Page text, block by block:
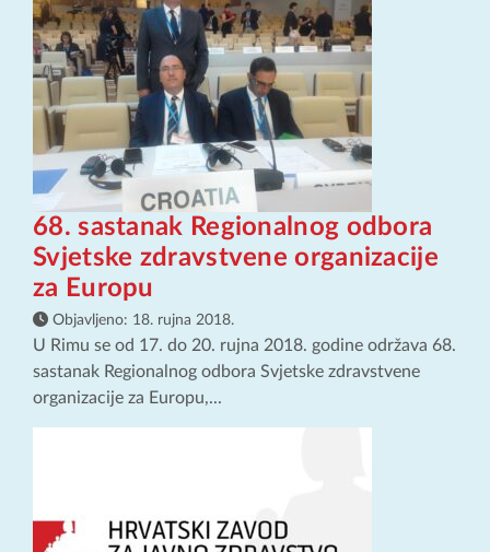
68. sastanak Regionalnog odbora
Svjetske zdravstvene organizacije
za Europu
Objavljeno: 18. rujna 2018.
U Rimu se od 17. do 20. rujna 2018. godine održava 68.
sastanak Regionalnog odbora Svjetske zdravstvene
organizacije za Europu,...